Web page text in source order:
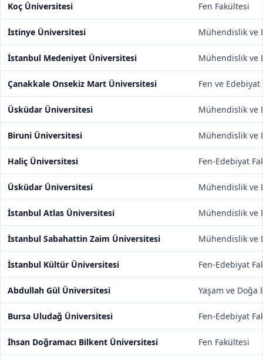
Koç Üniversitesi Fen Fakültesi
İstinye Üniversitesi Mühendislik ve
İstanbul Medeniyet Üniversitesi Mühendislik ve
Çanakkale Onsekiz Mart Üniversitesi Fen ve
Üsküdar Üniversitesi Mühendislik ve
Biruni Üniversitesi Mühendislik ve
Haliç Üniversitesi Fen-Edebiyat
Üsküdar Üniversitesi Mühendislik ve
İstanbul Atlas Üniversitesi Mühendislik ve
İstanbul Sabahattin Zaim Üniversitesi Mühendislik ve
İstanbul Kültür Üniversitesi Fen-Edebiyat
Abdullah Gül Üniversitesi Yaşam ve
Bursa Uludağ Üniversitesi Fen-Edebiyat
İhsan Doğramacı Bilkent Üniversitesi Fen Fakültesi